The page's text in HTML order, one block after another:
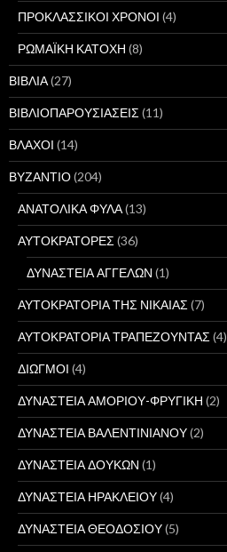
ΠΡΟΚΛΑΣΣΙΚΟΙ ΧΡΟΝΟΙ (4)
ΡΩΜΑΪΚΗ ΚΑΤΟΧΗ (8)
ΒΙΒΛΙΑ(27)
ΒΙΒΛΙΟΠΑΡΟΥΣΙΑΣΕΙΣ (11)
ΒΛΑΧΟΙ (14)
ΒΥΖΑΝΤΙΟ(204)
ΑΝΑΤΟΛΙΚΑ ΦΥΛΑ(13)
ΑΥΤΟΚΡΑΤΟΡΕΣ (36)
ΔΥΝΑΣΤΕΙΑ ΑΓΓΕΛΩΝ (1)
ΑΥΤΟΚΡΑΤΟΡΙΑ ΤΗΣ ΝΙΚΑΙΑΣ (7)
ΑΥΤΟΚΡΑΤΟΡΙΑ ΤΡΑΠΕΖΟΥΝΤΑΣ (4)
ΔΙΩΓΜΟΙ (4)
ΔΥΝΑΣΤΕΙΑ ΑΜΟΡΙΟΥ-ΦΡΥΓΙΚΗ (2)
ΔΥΝΑΣΤΕΙΑ ΒΑΛΕΝΤΙΝΙΑΝΟΥ(2)
ΔΥΝΑΣΤΕΙΑ ΔΟΥΚΩΝ (1)
ΔΥΝΑΣΤΕΙΑ ΗΡΑΚΛΕΙΟΥ(4)
ΔΥΝΑΣΤΕΙΑ ΘΕΟΔΟΣΙΟΥ(5)